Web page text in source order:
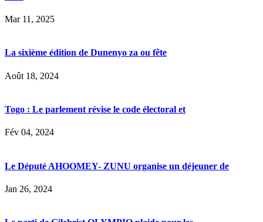
Mar 11, 2025
La sixième édition de Dunenyo za ou fête
Août 18, 2024
Togo : Le parlement révise le code électoral et
Fév 04, 2024
Le Député AHOOMEY- ZUNU organise un déjeuner de
Jan 26, 2024